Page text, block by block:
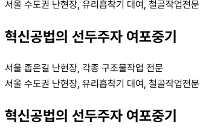
서울 수도권 난현장, 유리흡착기 대여, 철골작업전문
혁신공법의 선두주자 여포중기
서울 좁은길 난현장, 각종 구조물작업 전문
서울 수도권 난현장, 유리흡착기 대여, 철골작업전문
혁신공법의 선두주자 여포중기